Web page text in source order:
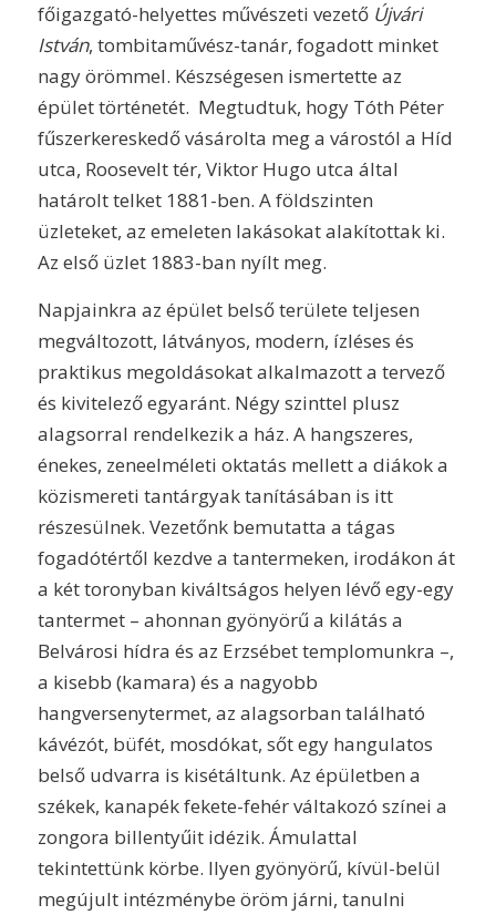
főigazgató-helyettes művészeti vezető Újvári
István, tombitaművész-tanár, fogadott minket
nagy örömmel. Készségesen ismertette az
épület történetét. Megtudtuk, hogy Tóth Péter
fűszerkereskedő vásárolta meg a várostól a Híd
utca, Roosevelt tér, Viktor Hugo utca által
határolt telket 1881-ben. A földszinten
üzleteket, az emeleten lakásokat alakítottak ki.
Az első üzlet 1883-ban nyílt meg.
Napjainkra az épület belső területe teljesen
megváltozott, látványos, modern, ízléses és
praktikus megoldásokat alkalmazott a tervező
és kivitelező egyaránt. Négy szinttel plusz
alagsorral rendelkezik a ház. A hangszeres,
énekes, zeneelméleti oktatás mellett a diákok a
közismereti tantárgyak tanításában is itt
részesülnek. Vezetőnk bemutatta a tágas
fogadótértől kezdve a tantermeken, irodákon át
a két toronyban kiváltságos helyen lévő egy-egy
tantermet – ahonnan gyönyörű a kilátás a
Belvárosi hídra és az Erzsébet templomunkra –,
a kisebb (kamara) és a nagyobb
hangversenytermet, az alagsorban található
kávézót, büfét, mosdókat, sőt egy hangulatos
belső udvarra is kisétáltunk. Az épületben a
székek, kanapék fekete-fehér váltakozó színei a
zongora billentyűit idézik. Ámulattal
tekintettünk körbe. Ilyen gyönyörű, kívül-belül
megújult intézménybe öröm járni, tanulni